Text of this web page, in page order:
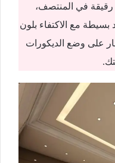
رقيقة في المنتصف،
مع الاكتفاء بلون
على وضع الديكورات